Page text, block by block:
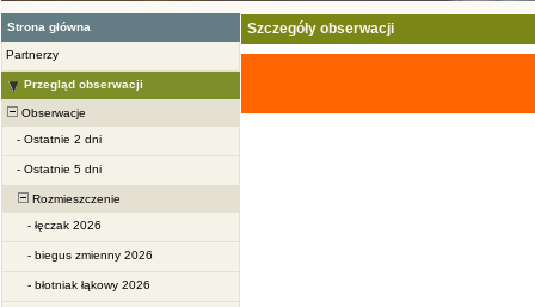
Strona główna
Partnerzy
Przegląd obserwacji
Obserwacje
- Ostatnie 2 dni
- Ostatnie 5 dni
Rozmieszczenie
- łęczak 2026
- biegus zmienny 2026
- błotniak łąkowy 2026
Szczegóły obserwacji